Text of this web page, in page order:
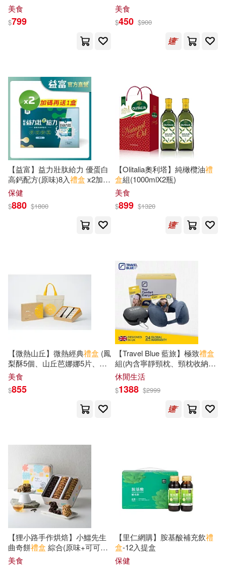
楳圖一雄(1) 權惠娟等(1)
殷茹等(1) 沈石溪(1)
沈石溪 等(1)
河北精英動漫文化傳播股份有限公
司(1)
法國科力文登玩具有限公司(1)
清野幸子(1)
溫碧珠(1) 炫睛科技(1)
王浦羽(1)
王海玲(1) 王瑋(1)
田中美加(1)
禾稼(1) 童趣出版有限公司(1)
童趣出版有限公司編(1)
童趣出版有限公司（編）(1)
河南文藝出版社(1)
波希米亞(1) 海豚出版社(1)
漢欣(1)
甲上(1)
社團法人台灣彩虹愛家生命教育協
積木文化(1)
臺灣麥克(1) 良品文化(1)
花山文藝出版社(1) 華研(1)
行政院農業委員會漁業署(1)
財團法人公共電視文化事業基金會
道聲出版社(1)
野人(1)
長春出版社(1) 長江出版社(1)
長空(1)
美食
$799
10gX30入/
美食
$450 $900
【益富】益力壯肽給力 優蛋白
高鈣配方(原味)8入禮盒 x2加碼
送1盒
保健
$880 $1800
【Olitalia奧利塔】純橄欖油禮
盒組(1000mlX2瓶)
美食
$899 $1320
【微熱山丘】微熱經典禮盒 (鳳
梨酥5個、山丘芭娜娜5片、蘋
果酥5個)
美食
$855
【Travel Blue 藍旅】極致禮盒
組(內含寧靜頸枕、頸枕收納盒
、豪華眼罩) 藍色
休閒生活
$1388 $2999
【狸小路手作烘焙】小鱷先生
曲奇餅禮盒 綜合(原味+可可
+紅烏龍)
美食
【里仁網購】胺基酸補充飲禮
盒-12入提盒
保健